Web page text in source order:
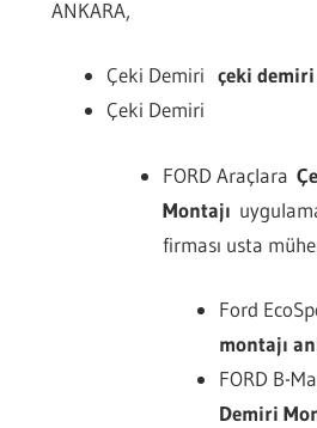
ANKARA,
Çeki Demiri çeki
Çeki Demiri
FORD Araçlara
Montajı
firması usta
Ford
montajı
FORD B-
Demiri